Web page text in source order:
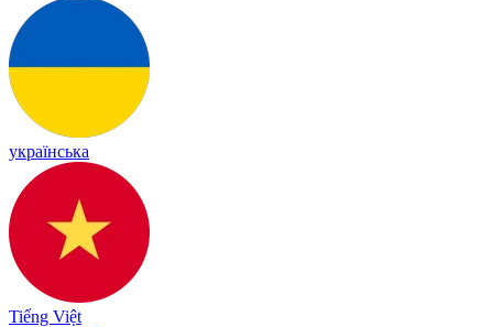
українська
Tiếng Việt